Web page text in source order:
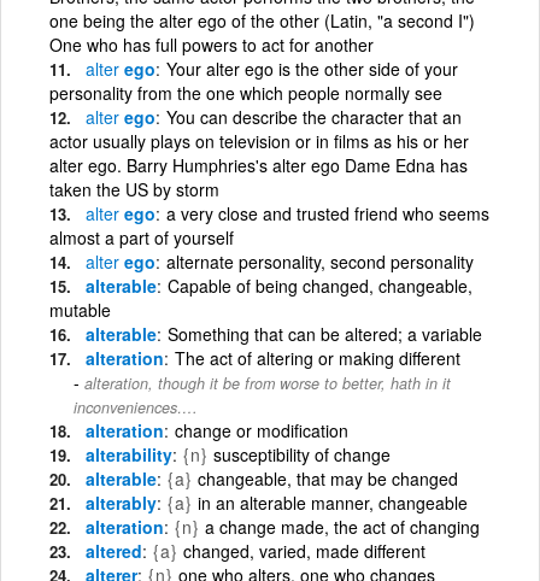
one being the alter ego of the other (Latin, "a second I")
One who has full powers to act for another
alter ego Your alter ego is the other side of your
personality from the one which people normally see
alter ego You can describe the character that an
actor usually plays on television or in films as his or her
alter ego. Barry Humphries's alter ego Dame Edna has
taken the US by storm
alter ego a very close and trusted friend who seems
almost a part of yourself
alter ego alternate personality, second personality
alterable Capable of being changed, changeable,
mutable
alterable Something that can be altered; a variable
alteration The act of altering or making different
alteration, though it be from worse to better, hath in it
inconveniences….
alteration change or modification
alterability {n} susceptibility of change
alterable {a} changeable, that may be changed
alterably {a} in an alterable manner, changeable
alteration {n} a change made, the act of changing
altered {a} changed, varied, made different
alterer {n} one who alters, one who changes